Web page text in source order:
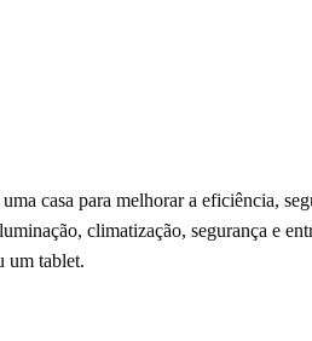
casa para melhorar a eficiência,
climatização, segurança e
um tablet.